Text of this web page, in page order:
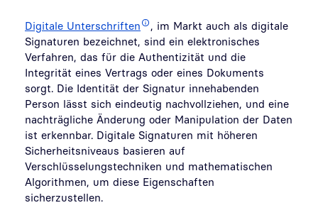
Digitale Unterschriften
, im Markt auch als digitale
Signaturen bezeichnet, sind ein elektronisches
Verfahren, das für die Authentizität und die
Integrität eines Vertrags oder eines Dokuments
sorgt. Die Identität der Signatur innehabenden
Person lässt sich eindeutig nachvollziehen, und eine
nachträgliche Änderung oder Manipulation der Daten
ist erkennbar. Digitale Signaturen mit höheren
Sicherheitsniveaus basieren auf
Verschlüsselungstechniken und mathematischen
Algorithmen, um diese Eigenschaften
sicherzustellen.